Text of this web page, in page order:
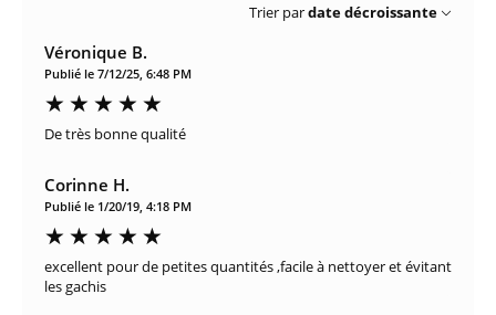
Trier pardate décroissante
Véronique B.
Publié le 7/12/25, 6:48 PM
De très bonne qualité
Corinne H.
Publié le 1/20/19, 4:18 PM
excellent pour de petites quantités ,facile à nettoyer et évitant
les gachis